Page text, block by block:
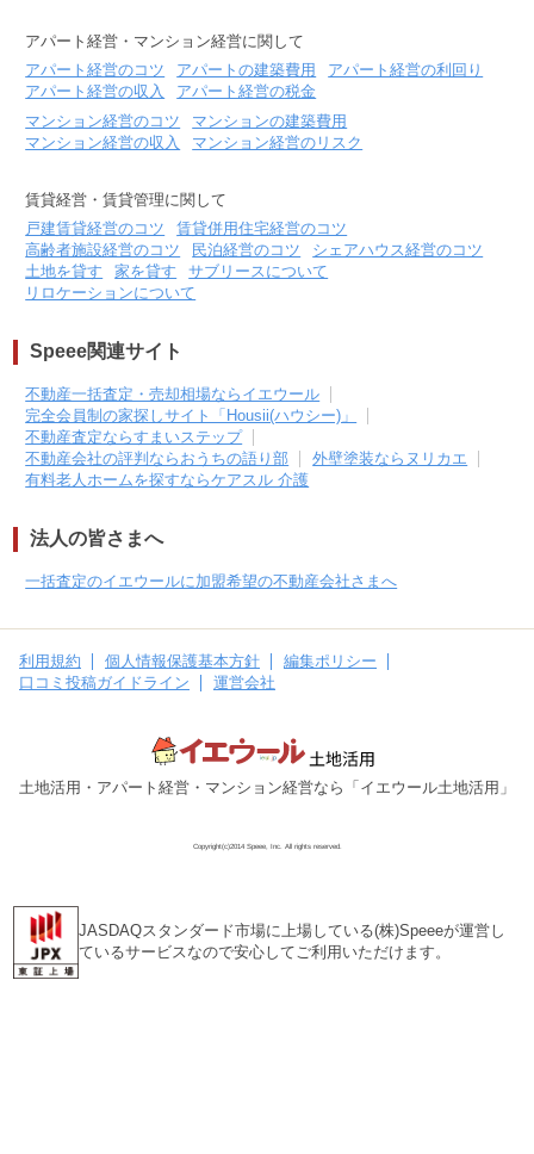
アパート経営・マンション経営に関して
アパート経営のコツ
アパートの建築費用
アパート経営の利回り
アパート経営の収入
アパート経営の税金
マンション経営のコツ
マンションの建築費用
マンション経営の収入
マンション経営のリスク
賃貸経営・賃貸管理に関して
戸建賃貸経営のコツ
賃貸併用住宅経営のコツ
高齢者施設経営のコツ
民泊経営のコツ
シェアハウス経営のコツ
土地を貸す
家を貸す
サブリースについて
リロケーションについて
Speee関連サイト
不動産一括査定・売却相場ならイエウール
完全会員制の家探しサイト「Housii(ハウシー)」
不動産査定ならすまいステップ
不動産会社の評判ならおうちの語り部
外壁塗装ならヌリカエ
有料老人ホームを探すならケアスル 介護
法人の皆さまへ
一括査定のイエウールに加盟希望の不動産会社さまへ
土地活用・アパート経営・マンション経営なら「イエウール土地活用」
利用規約 個人情報保護基本方針
編集ポリシー
口コミ投稿ガイドライン
運営会社
Copyright(c)2014 Speee, Inc. All rights reserved.
JASDAQスタンダード市場に上場している(株)Speeeが運営し
ているサービスなので安心してご利用いただけます。